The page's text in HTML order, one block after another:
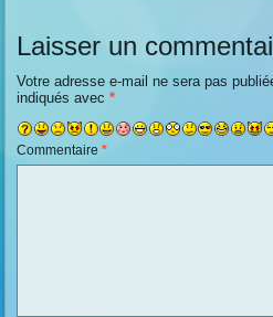
Laisser un
Votre adresse e-mail ne sera pas
indiqués avec*
Commentaire*